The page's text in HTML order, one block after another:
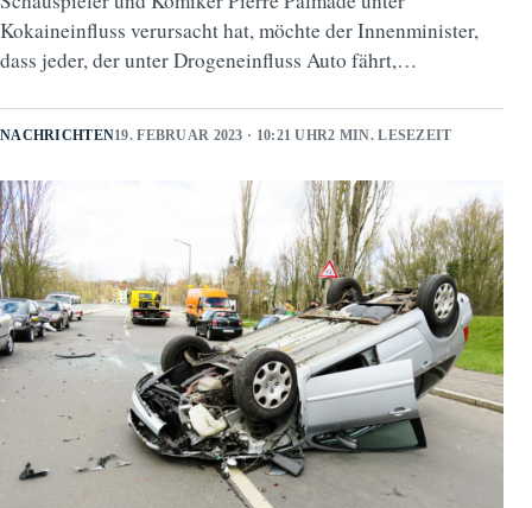
Kokaineinfluss verursacht hat, möchte der Innenminister,
dass jeder, der unter Drogeneinfluss Auto fährt,…
NACHRICHTEN19. FEBRUAR 2023 · 10:21 UHR2 MIN. LESEZEIT